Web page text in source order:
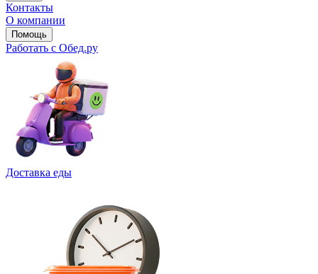
Контакты
О компании
Помощь
Работать с Обед.ру
Доставка еды